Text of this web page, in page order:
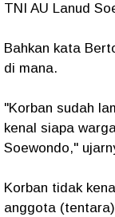
TNI AU Lanud
Bahkan kata
di mana.
"Korban sudah
kenal siapa
Soewondo,"
Korban tidak
anggota